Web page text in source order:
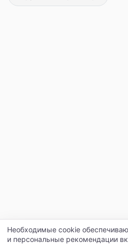
Необходимые cookie
и персональные рекомендации